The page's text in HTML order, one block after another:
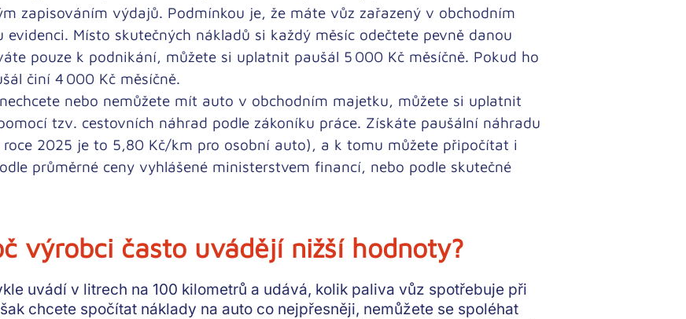
zapisováním výdajů. Podmínkou je, že máte vůz zařazený v obchodním
evidenci. Místo skutečných nákladů si každý měsíc odečtete pevně danou
pouze k podnikání, můžete si uplatnit paušál 5 000 Kč měsíčně. Pokud ho
činí 4 000 Kč měsíčně.
nebo nemůžete mít auto v obchodním majetku, můžete si uplatnit
tzv. cestovních náhrad podle zákoníku práce. Získáte paušální náhradu
2025 je to 5,80 Kč/km pro osobní auto), a k tomu můžete připočítat i
průměrné ceny vyhlášené ministerstvem financí, nebo podle skutečné
výrobci často uvádějí nižší hodnoty?
uvádí v litrech na 100 kilometrů a udává, kolik paliva vůz spotřebuje při
chcete spočítat náklady na auto co nejpřesněji, nemůžete se spoléhat